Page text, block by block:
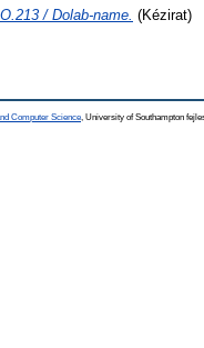
/ Dolab-name. (Kézirat)
Computer Science , University of Southampton